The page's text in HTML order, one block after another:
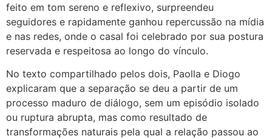
feito em tom sereno e reflexivo, surpreendeu
seguidores e rapidamente ganhou repercussão na mídia
e nas redes, onde o casal foi celebrado por sua postura
reservada e respeitosa ao longo do vínculo.
No texto compartilhado pelos dois, Paolla e Diogo
explicaram que a separação se deu a partir de um
processo maduro de diálogo, sem um episódio isolado
ou ruptura abrupta, mas como resultado de
transformações naturais pela qual a relação passou ao